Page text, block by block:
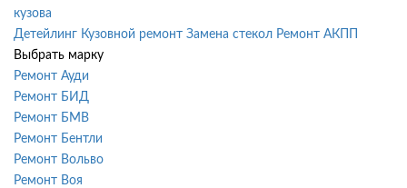
кузова
Детейлинг Кузовной ремонт Замена стекол Ремонт АКПП
Выбрать марку
Ремонт Ауди
Ремонт БИД
Ремонт БМВ
Ремонт Бентли
Ремонт Вольво
Ремонт Воя